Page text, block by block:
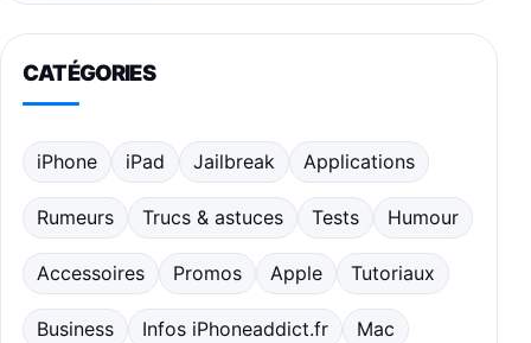
CATÉGORIES
iPhone iPad Jailbreak Applications
Rumeurs Trucs & astuces Tests Humour
Accessoires Promos Apple Tutoriaux
Business Infos iPhoneaddict.fr Mac